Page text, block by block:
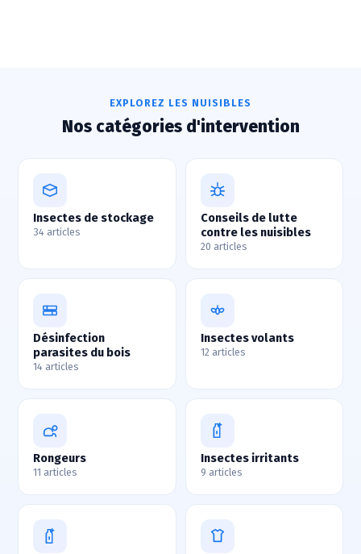
EXPLOREZ LES NUISIBLES
Nos catégories d'intervention
Insectes de stockage
34 articles
Conseils de lutte
contre les nuisibles
20 articles
Désinfection
parasites du bois
14 articles
Insectes volants
12 articles
Rongeurs
11 articles
Insectes irritants
9 articles